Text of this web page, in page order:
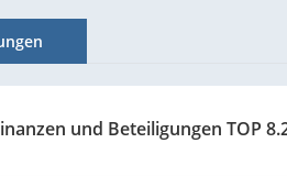
und Beteiligungen TOP